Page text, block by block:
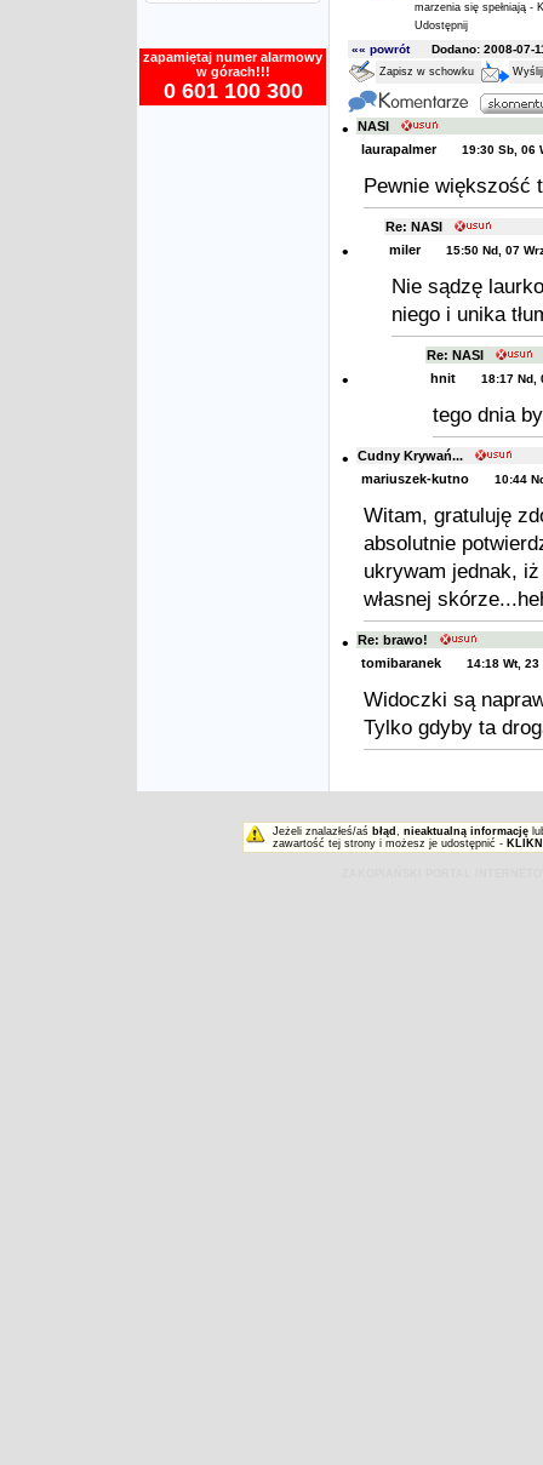
zapamiętaj numer alarmowy
w górach!!!
0 601 100 300
marzenia się spełniają -
Udostępnij
«« powrótDodano: 2008-07-
Zapisz w schowku
•
NASI
laurapalmer
19:30 Sb, 06
Pewnie
•
Re: NASI
miler
15:50 Nd, 07
Nie sądzę
niego i unika
•
Re: NASI
hnit
18:17 Nd,
tego dnia
•
Cudny Krywań...
mariuszek-kutno
10:44
Witam, gratuluję
absolutnie
ukrywam jednak,
własnej
•
Re: brawo!
tomibaranek
14:18 Wt, 23
Widoczki są
Tylko gdyby ta
Jeżeli znalazłeś/aś błąd , nieaktualną informację
zawartość tej strony i możesz je udostępnić -